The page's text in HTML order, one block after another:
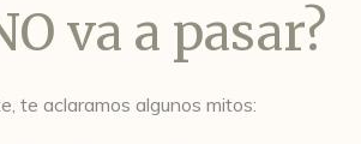
va a pasar?
te aclaramos algunos mitos: